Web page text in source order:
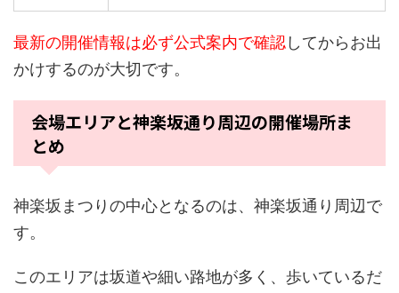
最新の開催情報は必ず公式案内で確認してからお出
かけするのが大切です。
会場エリアと神楽坂通り周辺の開催場所ま
とめ
神楽坂まつりの中心となるのは、神楽坂通り周辺で
す。
このエリアは坂道や細い路地が多く、歩いているだ